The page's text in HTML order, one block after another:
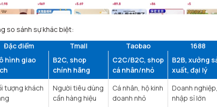
so sánh sự khác biệt:
Đặc điểm
Tmall Taobao
1688
hình giao
B2C, shop
chính hãng
C2C/B2C, shop
cá nhân/nhỏ
B2B, xưởng
xuất, đại lý
tượng khách
Người tiêu dùng
cần hàng hiệu
Cá nhân, hộ kinh
doanh nhỏ
Doanh
nhập sỉ lớn